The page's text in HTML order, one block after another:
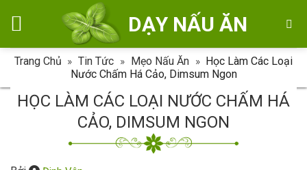
DẠY NẤU ĂN
Trang Chủ » Tin Tức » Mẹo Nấu Ăn » Học Làm Các Loại
Nước Chấm Há Cảo, Dimsum Ngon
HỌC LÀM CÁC LOẠI NƯỚC CHẤM HÁ
CẢO, DIMSUM NGON